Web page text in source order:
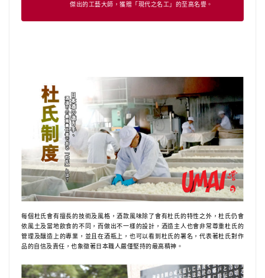
傑出的工藝大師，獲贈「現代之名工」的至高名譽。
每個杜氏會有擅長的技術及風格，酒款風味除了會有杜氏的特性之外，杜氏仍會
依風土及當地飲食的不同，而做出不一樣的設計，酒造主人也會非常尊重杜氏的
管理及釀造上的專業，並且在酒瓶上，也可以看到杜氏的署名，代表著杜氏對作
品的自信及責任，也象徵著日本職人嚴僅堅持的最高精神。